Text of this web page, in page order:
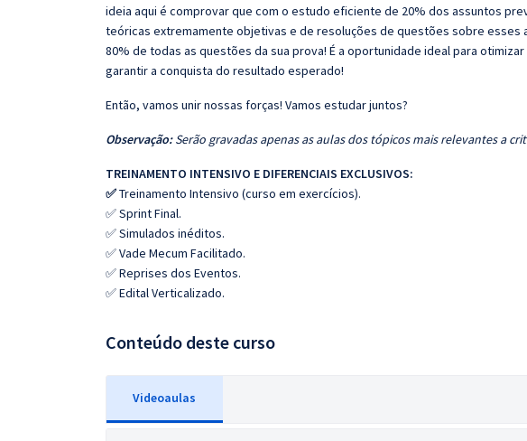
ideia aqui é comprovar que com o estudo eficiente de 20% dos assuntos
teóricas extremamente objetivas e de resoluções de questões sobre esses
80% de todas as questões da sua prova! É a oportunidade ideal para
garantir a conquista do resultado esperado!
Então, vamos unir nossas forças! Vamos estudar juntos?
Observação:Serão gravadas apenas as aulas dos tópicos mais relevantes a
TREINAMENTO INTENSIVO E DIFERENCIAIS EXCLUSIVOS:
✅Treinamento Intensivo (curso em exercícios).
✅ Sprint Final.
✅ Simulados inéditos.
✅ Vade Mecum Facilitado.
✅ Reprises dos Eventos.
✅ Edital Verticalizado.
Conteúdo deste curso
Videoaulas